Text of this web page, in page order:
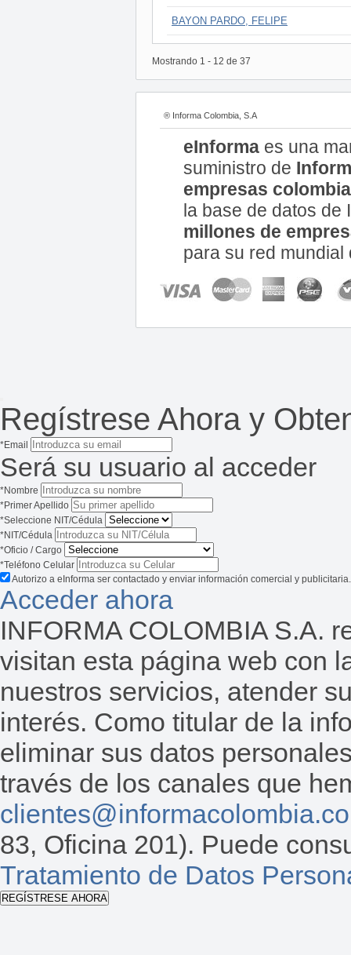
BAYON PARDO, FELIPE
Mostrando 1 - 12 de 37
® Informa Colombia, S.A
eInforma es una
suministro de
empresas
la base de datos de
millones de
para su red
Regístrese Ahora y
*Email
Será su usuario al acceder
*Nombre
*Primer Apellido
*Seleccione NIT/Cédula
*NIT/Cédula
*Oficio / Cargo
*Teléfono Celular
Autorizo a eInforma ser contactado y enviar información comercial y publicitaria.
Acceder ahora
INFORMA COLOMBIA S.A.
visitan esta página web con
nuestros servicios, atender
interés. Como titular de la
eliminar sus datos
través de los canales que
83, Oficina 201). Puede
Tratamiento de Datos
REGÍSTRESE AHORA